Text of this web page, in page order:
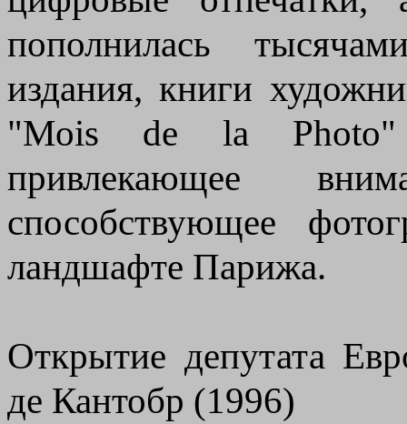
пополнилась
издания, книги
"Mois de la Photo"
привлекающее
способствующее
ландшафте Парижа.
Открытие депутата
де Кантобр (1996)